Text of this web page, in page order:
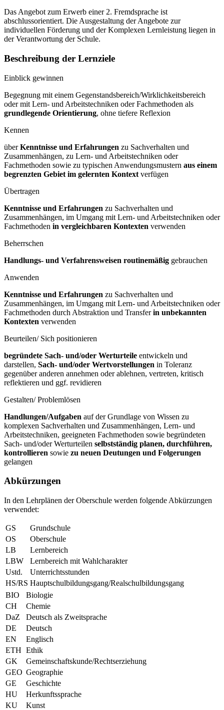
Das Angebot zum Erwerb einer 2. Fremdsprache ist
abschlussorientiert. Die Ausgestaltung der Angebote zur
individuellen Förderung und der Komplexen Lernleistung liegen in
der Verantwortung der Schule.
Beschreibung der Lernziele
Einblick gewinnen
Begegnung mit einem Gegenstandsbereich/Wirklichkeitsbereich
oder mit Lern- und Arbeitstechniken oder Fachmethoden als
grundlegende Orientierung, ohne tiefere Reflexion
Kennen
überKenntnisse und Erfahrungen zu Sachverhalten und
Zusammenhängen, zu Lern- und Arbeitstechniken oder
Fachmethoden sowie zu typischen Anwendungsmustern aus einem
begrenzten Gebiet im gelernten Kontext verfügen
Übertragen
Kenntnisse und Erfahrungen zu Sachverhalten und
Zusammenhängen, im Umgang mit Lern- und Arbeitstechniken oder
Fachmethoden in vergleichbaren Kontexten verwenden
Beherrschen
Handlungs- und Verfahrensweisen routinemäßig gebrauchen
Anwenden
Kenntnisse und Erfahrungen zu Sachverhalten und
Zusammenhängen, im Umgang mit Lern- und Arbeitstechniken oder
Fachmethoden durch Abstraktion und Transferin unbekannten
Kontexten verwenden
Beurteilen/ Sich positionieren
begründete Sach- und/oder Werturteile entwickeln und
darstellen, Sach- und/oder Wertvorstellungen in Toleranz
gegenüber anderen annehmen oder ablehnen, vertreten, kritisch
reflektieren und ggf. revidieren
Gestalten/ Problemlösen
Handlungen/Aufgaben auf der Grundlage von Wissen zu
komplexen Sachverhalten und Zusammenhängen, Lern- und
Arbeitstechniken, geeigneten Fachmethoden sowie begründeten
Sach- und/oder Werturteilen selbstständig planen, durchführen,
kontrollieren sowie zu neuen Deutungen und Folgerungen
gelangen
Abkürzungen
In den Lehrplänen der Oberschule werden folgende Abkürzungen
verwendet:
GS
Grundschule
OS
Oberschule
LB
Lernbereich
LBW
Lernbereich mit Wahlcharakter
Ustd.
Unterrichtsstunden
HS/RS Hauptschulbildungsgang/Realschulbildungsgang
BIO
Biologie
CH
Chemie
DaZ
Deutsch als Zweitsprache
DE
Deutsch
EN
Englisch
ETH Ethik
GK
Gemeinschaftskunde/Rechtserziehung
GEO Geographie
GE
Geschichte
HU
Herkunftssprache
KU
Kunst